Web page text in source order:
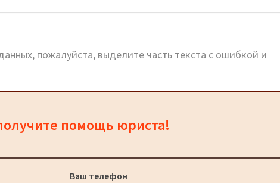
пожалуйста, выделите часть текста с ошибкой и
помощь юриста!
Ваш телефон